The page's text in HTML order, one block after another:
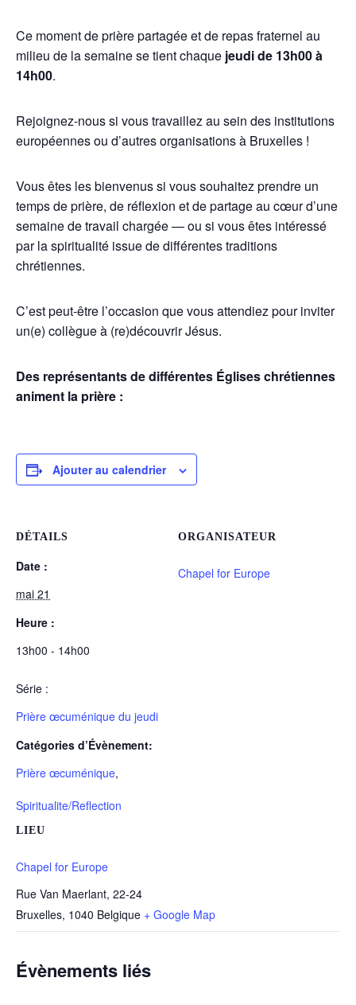
Ce moment de prière partagée et de repas fraternel au
milieu de la semaine se tient chaque jeudi de 13h00 à
14h00.
Rejoignez-nous si vous travaillez au sein des institutions
européennes ou d’autres organisations à Bruxelles !
Vous êtes les bienvenus si vous souhaitez prendre un
temps de prière, de réflexion et de partage au cœur d’une
semaine de travail chargée — ou si vous êtes intéressé
par la spiritualité issue de différentes traditions
chrétiennes.
C’est peut-être l’occasion que vous attendiez pour inviter
un(e) collègue à (re)découvrir Jésus.
Des représentants de différentes Églises chrétiennes
animent la prière :
Ajouter au calendrier
DÉTAILS
Date :
mai 21
Heure :
13h00 - 14h00
Série :
Prière œcuménique du jeudi
Catégories d’Évènement:
Prière œcuménique,
Spiritualite/Reflection
LIEU
Chapel for Europe
Rue Van Maerlant, 22-24
Bruxelles, 1040 Belgique + Google Map
ORGANISATEUR
Chapel for Europe
Évènements liés